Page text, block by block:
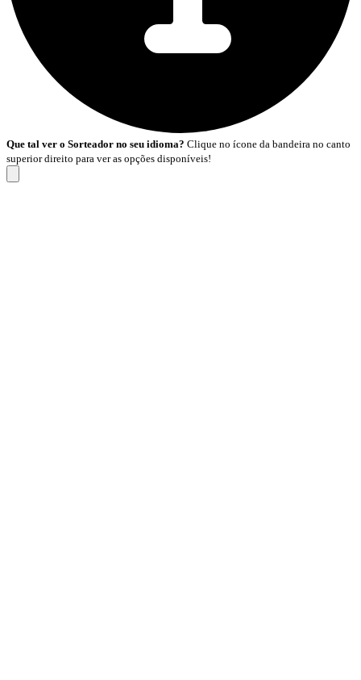
Que tal ver o Sorteador no seu idioma? Clique no ícone da bandeira no canto
superior direito para ver as opções disponíveis!